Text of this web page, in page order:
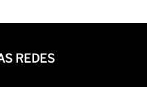
REDES